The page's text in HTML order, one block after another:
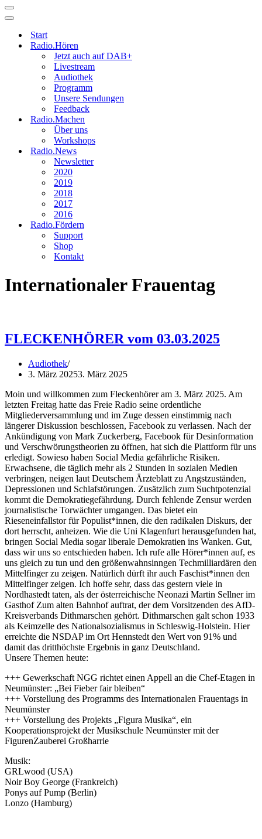
Navigationsmenü
Navigationsmenü
Start
Radio.Hören
Jetzt auch auf DAB+
Livestream
Audiothek
Programm
Unsere Sendungen
Feedback
Radio.Machen
Über uns
Workshops
Radio.News
Newsletter
2020
2019
2018
2017
2016
Radio.Fördern
Support
Shop
Kontakt
Internationaler Frauentag
FLECKENHÖRER vom 03.03.2025
Audiothek
3. März 20253. März 2025
Moin und willkommen zum Fleckenhörer am 3. März 2025. Am
letzten Freitag hatte das Freie Radio seine ordentliche
Mitgliederversammlung und im Zuge dessen einstimmig nach
längerer Diskussion beschlossen, Facebook zu verlassen. Nach der
Ankündigung von Mark Zuckerberg, Facebook für Desinformation
und Verschwörungstheorien zu öffnen, hat sich die Plattform für uns
erledigt. Sowieso haben Social Media gefährliche Risiken.
Erwachsene, die täglich mehr als 2 Stunden in sozialen Medien
verbringen, neigen laut Deutschem Ärzteblatt zu Angstzuständen,
Depressionen und Schlafstörungen. Zusätzlich zum Suchtpotenzial
kommt die Demokratiegefährdung. Durch fehlende Zensur werden
journalistische Torwächter umgangen. Das bietet ein
Rieseneinfallstor für Populist*innen, die den radikalen Diskurs, der
dort herrscht, anheizen. Wie die Uni Klagenfurt herausgefunden hat,
bringen Social Media sogar liberale Demokratien ins Wanken. Gut,
dass wir uns so entschieden haben. Ich rufe alle Hörer*innen auf, es
uns gleich zu tun und den größenwahnsinngen Techmilliardären den
Mittelfinger zu zeigen. Natürlich dürft ihr auch Faschist*innen den
Mittelfinger zeigen. Ich hoffe sehr, dass das gestern viele in
Nordhastedt taten, als der österreichische Neonazi Martin Sellner im
Gasthof Zum alten Bahnhof auftrat, der dem Vorsitzenden des AfD-
Kreisverbands Dithmarschen gehört. Dithmarschen galt schon 1933
als Keimzelle des Nationalsozialismus in Schleswig-Holstein. Hier
erreichte die NSDAP im Ort Hennstedt den Wert von 91% und
damit das dritthöchste Ergebnis in ganz Deutschland.
Unsere Themen heute:
+++ Gewerkschaft NGG richtet einen Appell an die Chef-Etagen in
Neumünster: „Bei Fieber fair bleiben“
+++ Vorstellung des Programms des Internationalen Frauentags in
Neumünster
+++ Vorstellung des Projekts „Figura Musika“, ein
Kooperationsprojekt der Musikschule Neumünster mit der
FigurenZauberei Großharrie
Musik:
GRLwood (USA)
Noir Boy George (Frankreich)
Ponys auf Pump (Berlin)
Lonzo (Hamburg)